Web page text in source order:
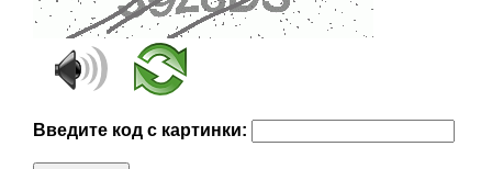
Введите код с картинки: